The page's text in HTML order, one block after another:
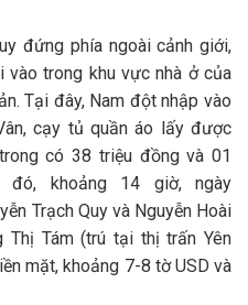
đứng phía ngoài cảnh giới,
trong khu vực nhà ở của
Tại đây, Nam đột nhập vào
cạy tủ quần áo lấy được
có 38 triệu đồng và 01
khoảng 14 giờ, ngày
Trạch Quy và Nguyễn Hoài
Thị Tám (trú tại thị trấn Yên
mặt, khoảng 7-8 tờ USD và